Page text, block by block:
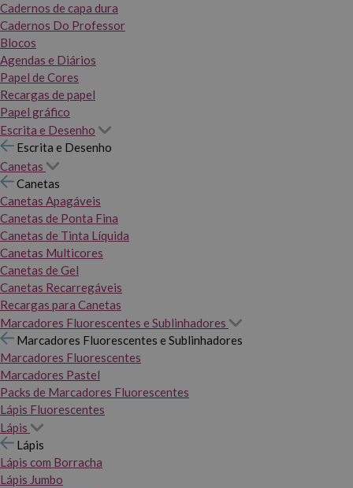
Cadernos de capa dura
Cadernos Do Professor
Blocos
Agendas e Diários
Papel de Cores
Recargas de papel
Papel gráfico
Escrita e Desenho
Escrita e Desenho
Canetas
Canetas
Canetas Apagáveis
Canetas de Ponta Fina
Canetas de Tinta Líquida
Canetas Multicores
Canetas de Gel
Canetas Recarregáveis
Recargas para Canetas
Marcadores Fluorescentes e Sublinhadores
Marcadores Fluorescentes e Sublinhadores
Marcadores Fluorescentes
Marcadores Pastel
Packs de Marcadores Fluorescentes
Lápis Fluorescentes
Lápis
Lápis
Lápis com Borracha
Lápis Jumbo